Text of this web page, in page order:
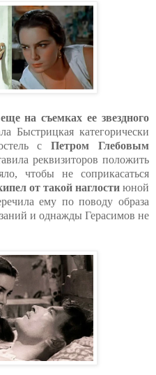
на съемках ее звездного
Быстрицкая категорически
сПетром Глебовым
реквизиторов положить
чтобы не соприкасаться
от такой наглости юной
ему по поводу образа
и однажды Герасимов не